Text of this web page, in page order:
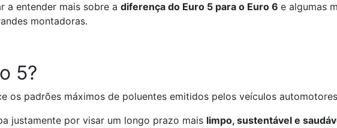
a entender mais sobre a diferença do Euro 5 para o Euro 6 e algumas
montadoras.
5?
os padrões máximos de poluentes emitidos pelos veículos
justamente por visar um longo prazo mais limpo, sustentável e